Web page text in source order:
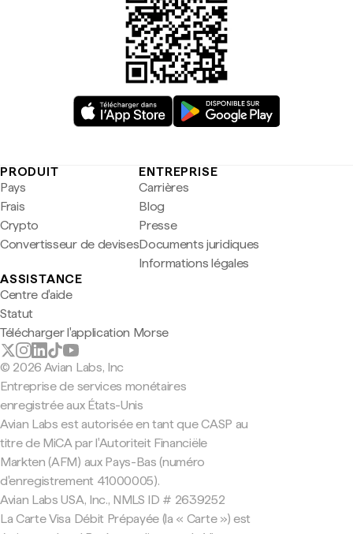
PRODUIT
Pays
Frais
Crypto
Convertisseur de devises
ENTREPRISE
Carrières
Blog
Presse
Documents juridiques
Informations légales
ASSISTANCE
Centre d'aide
Statut
Télécharger l'application Morse
© 2026 Avian Labs, Inc
Entreprise de services monétaires
enregistrée aux États-Unis
Avian Labs est autorisée en tant que CASP au
titre de MiCA par l'Autoriteit Financiële
Markten (AFM) aux Pays-Bas (numéro
d'enregistrement 41000005).
Avian Labs USA, Inc., NMLS ID # 2639252
La Carte Visa Débit Prépayée (la « Carte ») est